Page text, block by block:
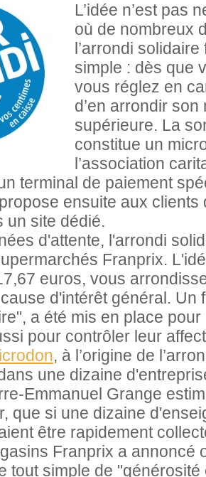
L’idée n’est pas
où de nombreux
l’arrondi
simple : dès que
vous réglez en
d’en arrondir
supérieure. La
constitue un
l’association
terminal de paiement
ensuite aux clients
un site dédié.
d'attente, l'arrondi
Franprix.
euros, vous
d'intérêt général. Un
a été mis en place
pour contrôler leur
, à l’origine de
une dizaine
Emmanuel Grange
que si une dizaine
être rapidement
Franprix a annoncé
tout simple de